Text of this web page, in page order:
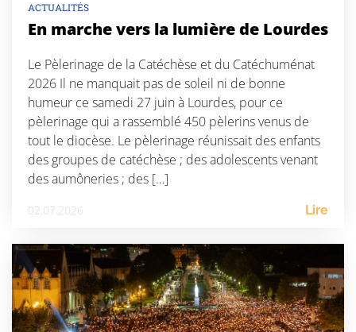
ACTUALITÉS
En marche vers la lumière de Lourdes
Le Pèlerinage de la Catéchèse et du Catéchuménat
2026 Il ne manquait pas de soleil ni de bonne
humeur ce samedi 27 juin à Lourdes, pour ce
pèlerinage qui a rassemblé 450 pèlerins venus de
tout le diocèse. Le pèlerinage réunissait des enfants
des groupes de catéchèse ; des adolescents venant
des aumôneries ; des […]
02.07.2026 Lire